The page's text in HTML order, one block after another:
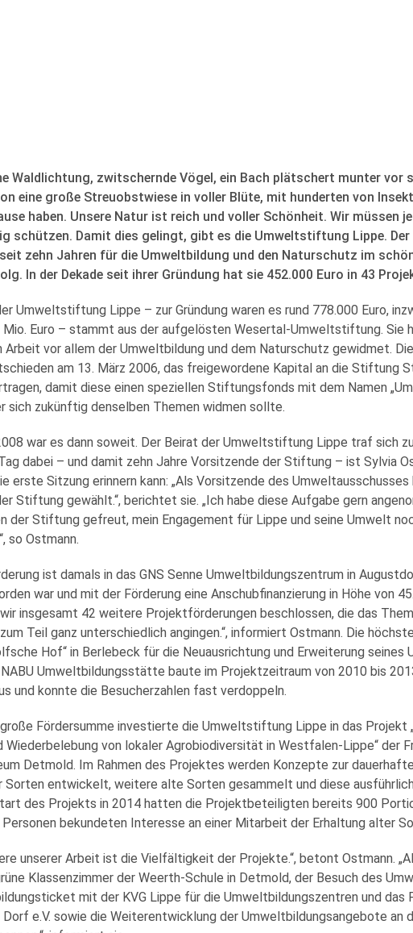
Waldlichtung, zwitschernde Vögel, ein Bach plätschert munter vor
eine große Streuobstwiese in voller Blüte, mit hunderten von
haben. Unsere Natur ist reich und voller Schönheit. Wir müssen
schützen. Damit dies gelingt, gibt es die Umweltstiftung Lippe.
zehn Jahren für die Umweltbildung und den Naturschutz im
In der Dekade seit ihrer Gründung hat sie 452.000 Euro in 43
Umweltstiftung Lippe – zur Gründung waren es rund 778.000 Euro,
Mio. Euro – stammt aus der aufgelösten Wesertal-Umweltstiftung. Sie
Arbeit vor allem der Umweltbildung und dem Naturschutz gewidmet.
am 13. März 2006, das freigewordene Kapital an die Stiftung
damit diese einen speziellen Stiftungsfonds mit dem Namen
sich zukünftig denselben Themen widmen sollte.
war es dann soweit. Der Beirat der Umweltstiftung Lippe traf sich
dabei – und damit zehn Jahre Vorsitzende der Stiftung – ist Sylvia
erste Sitzung erinnern kann: „Als Vorsitzende des
Stiftung gewählt.“, berichtet sie. „Ich habe diese Aufgabe gern
der Stiftung gefreut, mein Engagement für Lippe und seine Umwelt
so Ostmann.
ist damals in das GNS Senne Umweltbildungszentrum in
war und mit der Förderung eine Anschubfinanzierung in Höhe von
insgesamt 42 weitere Projektförderungen beschlossen, die das
Teil ganz unterschiedlich angingen.“, informiert Ostmann. Die
Hof“ in Berlebeck für die Neuausrichtung und Erweiterung
Umweltbildungsstätte baute im Projektzeitraum von 2010 bis
und konnte die Besucherzahlen fast verdoppeln.
Fördersumme investierte die Umweltstiftung Lippe in das Projekt
Wiederbelebung von lokaler Agrobiodiversität in Westfalen-Lippe“ der
Detmold. Im Rahmen des Projektes werden Konzepte zur
Sorten entwickelt, weitere alte Sorten gesammelt und diese
des Projekts in 2014 hatten die Projektbeteiligten bereits 900
bekundeten Interesse an einer Mitarbeit der Erhaltung alter
unserer Arbeit ist die Vielfältigkeit der Projekte.“, betont Ostmann.
Klassenzimmer der Weerth-Schule in Detmold, der Besuch des
mit der KVG Lippe für die Umweltbildungszentren und das
e.V. sowie die Weiterentwicklung der Umweltbildungsangebote an